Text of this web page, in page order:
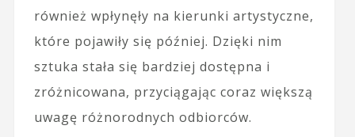
również wpłynęły na kierunki artystyczne,
które pojawiły się później. Dzięki nim
sztuka stała się bardziej dostępna i
zróżnicowana, przyciągając coraz większą
uwagę różnorodnych odbiorców.